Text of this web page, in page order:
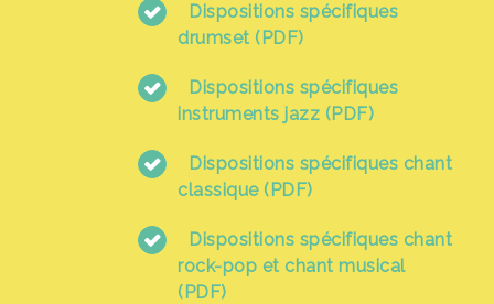
Dispositions spécifiques
drumset (PDF)
Dispositions spécifiques
instruments jazz (PDF)
Dispositions spécifiques chant
classique (PDF)
Dispositions spécifiques chant
rock-pop et chant musical
(PDF)